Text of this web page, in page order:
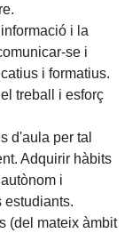
i la
se i
i formatius.
treball i esforç
d'aula per tal
Adquirir hàbits
i
estudiants.
(del mateix àmbit